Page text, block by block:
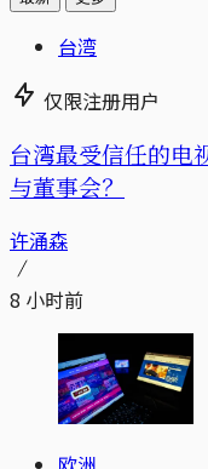
台湾
仅限注册用户
台湾最受信任的电
与董事会？
许涌森
8 小时前